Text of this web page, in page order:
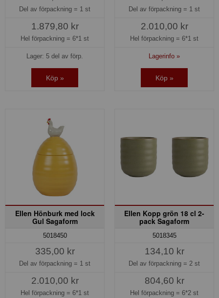
Del av förpackning = 1 st
1.879,80 kr
Hel förpackning = 6*1 st
Lager: 5 del av förp.
Köp »
Del av förpackning = 1 st
2.010,00 kr
Hel förpackning = 6*1 st
Lagerinfo »
Köp »
Ellen Hönburk med lock
Gul Sagaform
5018450
335,00 kr
Del av förpackning = 1 st
2.010,00 kr
Hel förpackning = 6*1 st
Ellen Kopp grön 18 cl 2-
pack Sagaform
5018345
134,10 kr
Del av förpackning = 2 st
804,60 kr
Hel förpackning = 6*2 st